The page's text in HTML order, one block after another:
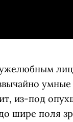
из-под
шире поля